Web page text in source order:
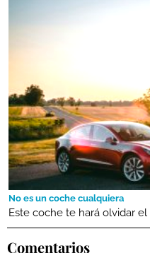
No es un coche cualquiera
Este coche te hará olvidar
Comentarios